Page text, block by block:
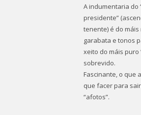
A indumentaria do
presidente”
tenente) é do
garabata e tonos
xeito do máis puro
sobrevido.
Fascinante, o que
que facer para
“afotos”.